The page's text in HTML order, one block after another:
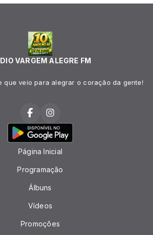
VARGEM ALEGRE FM
que veio para alegrar o coração da gente!
Página Inicial
Programação
Álbuns
Vídeos
Promoções